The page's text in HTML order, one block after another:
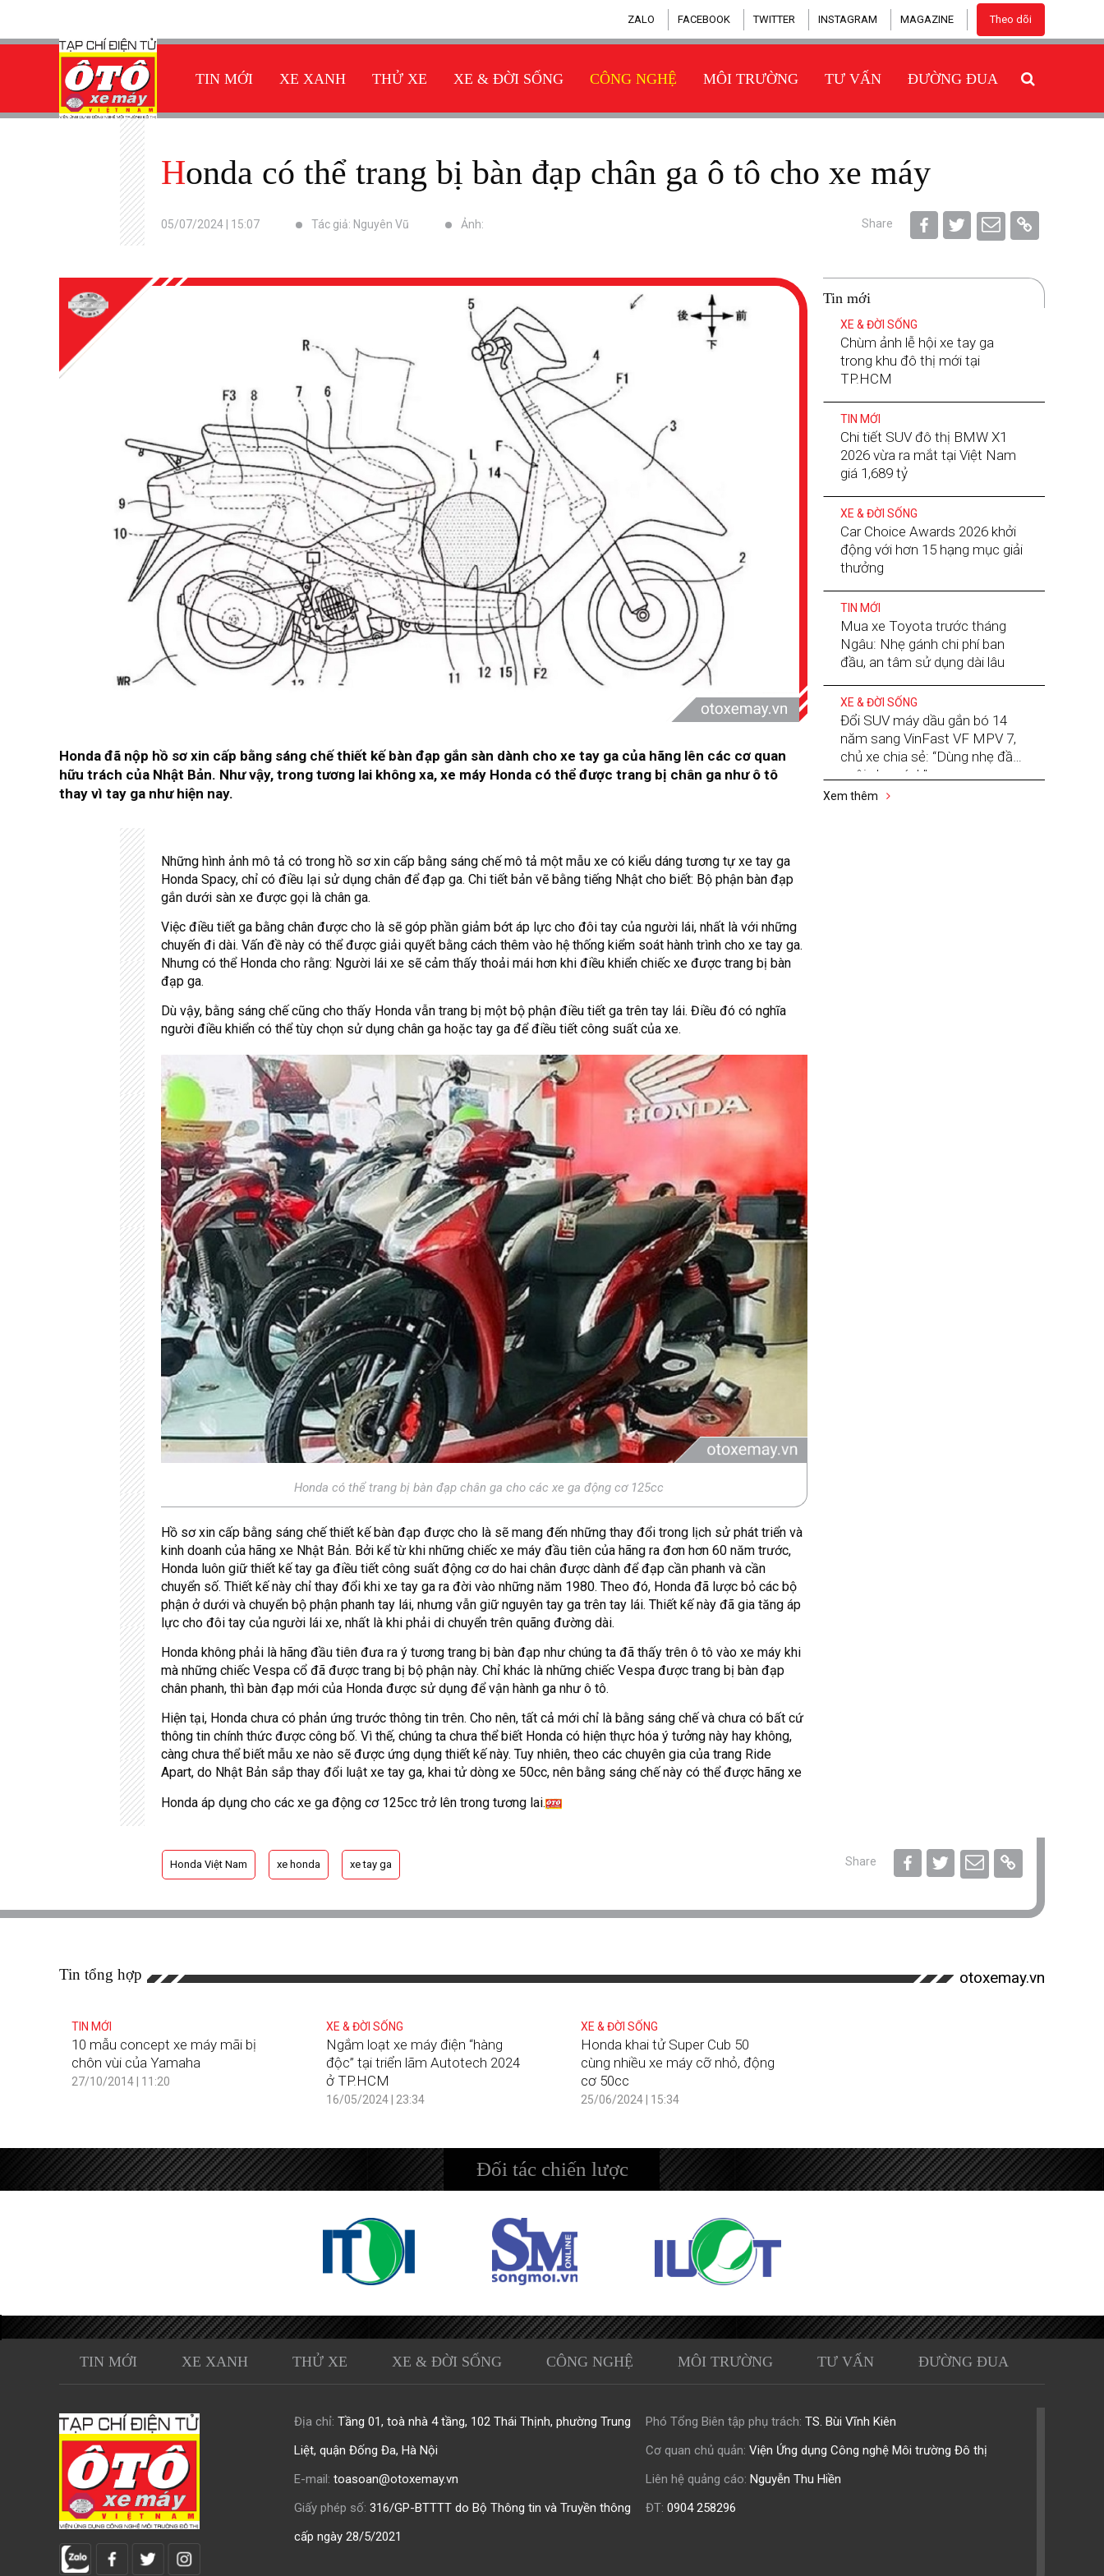
ZALO FACEBOOK TWITTER INSTAGRAM MAGAZINE Theo dõi
TIN MỚI XE XANH THỬ XE XE & ĐỜI SỐNG CÔNG NGHỆ MÔI TRƯỜNG TƯ VẤN ĐƯỜNG ĐUA
Honda có thể trang bị bàn đạp chân ga ô tô cho xe máy
05/07/2024 | 15:07 Tác giả: Nguyên Vũ Ảnh: Share
Honda đã nộp hồ sơ xin cấp bằng sáng chế thiết kế bàn đạp gắn sàn dành cho xe tay ga của hãng lên các cơ quan
hữu trách của Nhật Bản. Như vậy, trong tương lai không xa, xe máy Honda có thể được trang bị chân ga như ô tô
thay vì tay ga như hiện nay.
Những hình ảnh mô tả có trong hồ sơ xin cấp bằng sáng chế mô tả một mẫu xe có kiểu dáng tương tự xe tay ga
Honda Spacy, chỉ có điều lại sử dụng chân để đạp ga. Chi tiết bản vẽ bằng tiếng Nhật cho biết: Bộ phận bàn đạp
gắn dưới sàn xe được gọi là chân ga.
Việc điều tiết ga bằng chân được cho là sẽ góp phần giảm bớt áp lực cho đôi tay của người lái, nhất là với những
chuyến đi dài. Vấn đề này có thể được giải quyết bằng cách thêm vào hệ thống kiểm soát hành trình cho xe tay ga.
Nhưng có thể Honda cho rằng: Người lái xe sẽ cảm thấy thoải mái hơn khi điều khiển chiếc xe được trang bị bàn
đạp ga.
Dù vậy, bằng sáng chế cũng cho thấy Honda vẫn trang bị một bộ phận điều tiết ga trên tay lái. Điều đó có nghĩa
người điều khiển có thể tùy chọn sử dụng chân ga hoặc tay ga để điều tiết công suất của xe.
Honda có thể trang bị bàn đạp chân ga cho các xe ga động cơ 125cc
Hồ sơ xin cấp bằng sáng chế thiết kế bàn đạp được cho là sẽ mang đến những thay đổi trong lịch sử phát triển và
kinh doanh của hãng xe Nhật Bản. Bởi kể từ khi những chiếc xe máy đầu tiên của hãng ra đơn hơn 60 năm trước,
Honda luôn giữ thiết kế tay ga điều tiết công suất động cơ do hai chân được dành để đạp cần phanh và cần
chuyển số. Thiết kế này chỉ thay đổi khi xe tay ga ra đời vào những năm 1980. Theo đó, Honda đã lược bỏ các bộ
phận ở dưới và chuyển bộ phận phanh tay lái, nhưng vẫn giữ nguyên tay ga trên tay lái. Thiết kế này đã gia tăng áp
lực cho đôi tay của người lái xe, nhất là khi phải di chuyển trên quãng đường dài.
Honda không phải là hãng đầu tiên đưa ra ý tương trang bị bàn đạp như chúng ta đã thấy trên ô tô vào xe máy khi
mà những chiếc Vespa cổ đã được trang bị bộ phận này. Chỉ khác là những chiếc Vespa được trang bị bàn đạp
chân phanh, thì bàn đạp mới của Honda được sử dụng để vận hành ga như ô tô.
Hiện tại, Honda chưa có phản ứng trước thông tin trên. Cho nên, tất cả mới chỉ là bằng sáng chế và chưa có bất cứ
thông tin chính thức được công bố. Vì thế, chúng ta chưa thể biết Honda có hiện thực hóa ý tưởng này hay không,
càng chưa thể biết mẫu xe nào sẽ được ứng dụng thiết kế này. Tuy nhiên, theo các chuyên gia của trang Ride
Apart, do Nhật Bản sắp thay đổi luật xe tay ga, khai tử dòng xe 50cc, nên bằng sáng chế này có thể được hãng xe
Honda áp dụng cho các xe ga động cơ 125cc trở lên trong tương lai.
Tin mới
XE & ĐỜI SỐNG
Chùm ảnh lễ hội xe tay ga
trong khu đô thị mới tại
TP.HCM
TIN MỚI
Chi tiết SUV đô thị BMW X1
2026 vừa ra mắt tại Việt Nam
giá 1,689 tỷ
XE & ĐỜI SỐNG
Car Choice Awards 2026 khởi
động với hơn 15 hạng mục giải
thưởng
TIN MỚI
Mua xe Toyota trước tháng
Ngâu: Nhẹ gánh chi phí ban
đầu, an tâm sử dụng dài lâu
XE & ĐỜI SỐNG
Đổi SUV máy dầu gắn bó 14
năm sang VinFast VF MPV 7,
chủ xe chia sẻ: “Dùng nhẹ đầu,
nuôi nhẹ gánh”
Xem thêm
Honda Việt Nam xe honda xe tay ga Share
Tin tổng hợp otoxemay.vn
TIN MỚI
10 mẫu concept xe máy mãi bị
chôn vùi của Yamaha
27/10/2014 | 11:20
XE & ĐỜI SỐNG
Ngắm loạt xe máy điện “hàng
độc” tại triển lãm Autotech 2024
ở TP.HCM
16/05/2024 | 23:34
XE & ĐỜI SỐNG
Honda khai tử Super Cub 50
cùng nhiều xe máy cỡ nhỏ, động
cơ 50cc
25/06/2024 | 15:34
Đối tác chiến lược
TIN MỚI XE XANH THỬ XE XE & ĐỜI SỐNG CÔNG NGHỆ MÔI TRƯỜNG TƯ VẤN ĐƯỜNG ĐUA
Địa chỉ: Tầng 01, toà nhà 4 tầng, 102 Thái Thịnh, phường Trung
Liệt, quận Đống Đa, Hà Nội
E-mail: toasoan@otoxemay.vn
Giấy phép số: 316/GP-BTTTT do Bộ Thông tin và Truyền thông
cấp ngày 28/5/2021
Phó Tổng Biên tập phụ trách: TS. Bùi Vĩnh Kiên
Cơ quan chủ quản: Viện Ứng dụng Công nghệ Môi trường Đô thị
Liên hệ quảng cáo: Nguyễn Thu Hiền
ĐT: 0904 258296